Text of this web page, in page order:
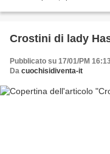
Crostini di lady
Pubblicato su 17/01/PM
Da cuochisidiventa-it